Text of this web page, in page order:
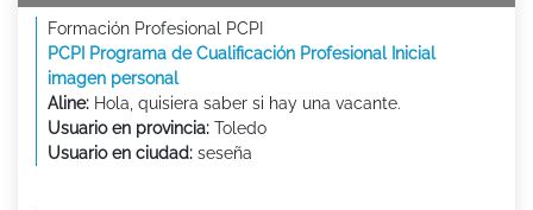
Formación Profesional PCPI
PCPI Programa de Cualificación Profesional Inicial
imagen personal
Aline: Hola, quisiera saber si hay una vacante.
Usuario en provincia: Toledo
Usuario en ciudad: seseña